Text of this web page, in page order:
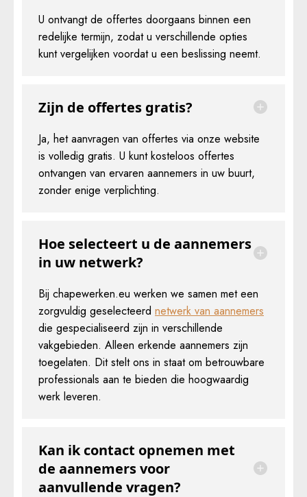
U ontvangt de offertes doorgaans binnen een
redelijke termijn, zodat u verschillende opties
kunt vergelijken voordat u een beslissing neemt.
Zijn de offertes gratis?
Ja, het aanvragen van offertes via onze website
is volledig gratis. U kunt kosteloos offertes
ontvangen van ervaren aannemers in uw buurt,
zonder enige verplichting.
Hoe selecteert u de aannemers
in uw netwerk?
Bij chapewerken.eu werken we samen met een
zorgvuldig geselecteerd netwerk van aannemers
die gespecialiseerd zijn in verschillende
vakgebieden. Alleen erkende aannemers zijn
toegelaten. Dit stelt ons in staat om betrouwbare
professionals aan te bieden die hoogwaardig
werk leveren.
Kan ik contact opnemen met
de aannemers voor
aanvullende vragen?